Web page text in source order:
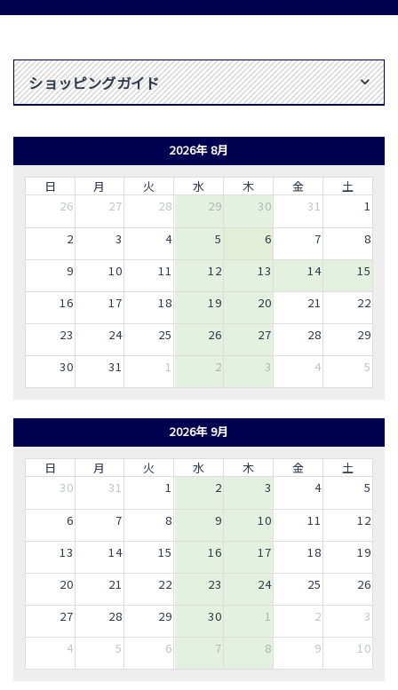
ショッピングガイド
2026年 8月
日 月 火 水 木 金
土
26
27 28 29 30 31
1
2
3 4 5 6 7
8
9
10 11 12 13 14
15
16
17 18 19 20 21
22
23
24 25 26 27 28
29
30
31 1 2 3 4 5
2026年 9月
日 月 火 水 木 金
土
30
31 1 2 3 4
5
6
7 8 9 10 11
12
13
14 15 16 17 18
19
20
21 22 23 24 25
26
27
28 29 30 1 2
3
4
5 6 7 8 9 10